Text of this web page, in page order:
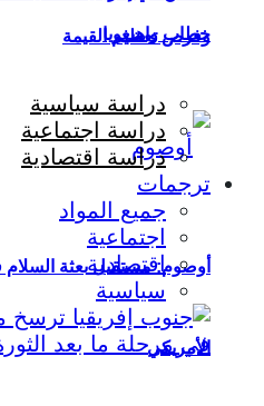
خطاب واهيغويا
أوصوم: مستقبل بعثة
الأمريكي
وفرص تعظيم القيمة
دراسة سياسية
دراسة اجتماعية
دراسة اقتصادية
ترجمات
جميع المواد
اجتماعية
اقتصادية
سياسية